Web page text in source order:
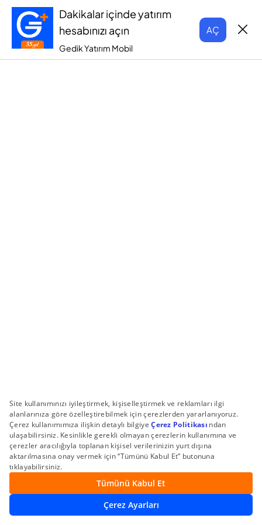
Dakikalar içinde yatırım
hesabınızı açın
Gedik Yatırım Mobil
AÇ